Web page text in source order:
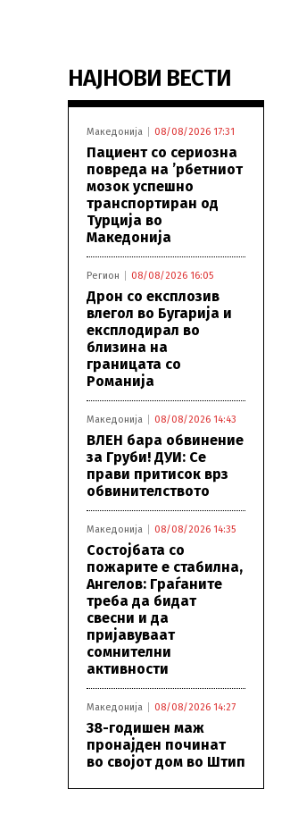
НАЈНОВИ ВЕСТИ
Македонија 08/08/2026 17:31
Пациент со сериозна
повреда на ’рбетниот
мозок успешно
транспортиран од
Турција во
Македонија
Регион 08/08/2026 16:05
Дрон со експлозив
влегол во Бугарија и
експлодирал во
близина на
границата со
Романија
Македонија 08/08/2026 14:43
ВЛЕН бара обвинение
за Груби! ДУИ: Се
прави притисок врз
обвинителството
Македонија 08/08/2026 14:35
Состојбата со
пожарите е стабилна,
Ангелов: Граѓаните
треба да бидат
свесни и да
пријавуваат
сомнителни
активности
Македонија 08/08/2026 14:27
38-годишен маж
пронајден починат
во својот дом во Штип